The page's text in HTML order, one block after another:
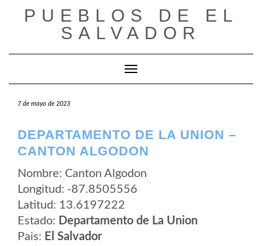
PUEBLOS DE EL
SALVADOR
Cambiar modo de navegación
7 de mayo de 2023
DEPARTAMENTO DE LA UNION –
CANTON ALGODON
Nombre: Canton Algodon
Longitud: -87.8505556
Latitud: 13.6197222
Estado: Departamento de La Union
Pais: El Salvador